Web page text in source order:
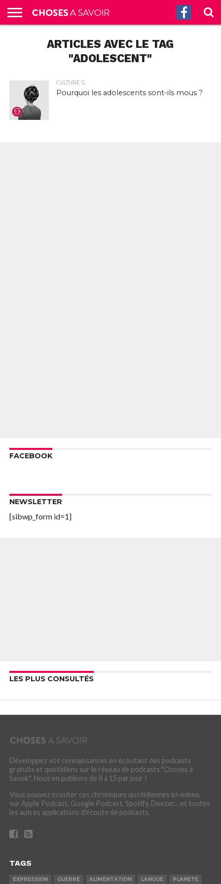
CULTURE
SCIENCES
HISTOIRE
ÉCONOMIE
INCROYABLE
S’ABONNER
CONTACT
PROPOSARTICLES AVEC LE TAG
"ADOLESCENT"
CULTURE G.
Pourquoi les adolescents sont-ils mous ?
FACEBOOK
NEWSLETTER
[sibwp_form id=1]
LES PLUS CONSULTÉS
Développez vos connaissances en écoutant des podcasts
gratuits et quotidiens sur le réseau de podcasts "Choses à
Savoir". Nous en publions de 8 à 15 par jour !
Vous pouvez écouter ces chroniques quotidiennes ici-même,
sur Apple Podcast, Google Podcast, Spotify, Deezer... et toutes
les autres applications d'écoute de podcasts.
TAGS
EXPRESSION GUERRE ALIMENTATION LANGUE PLANETE